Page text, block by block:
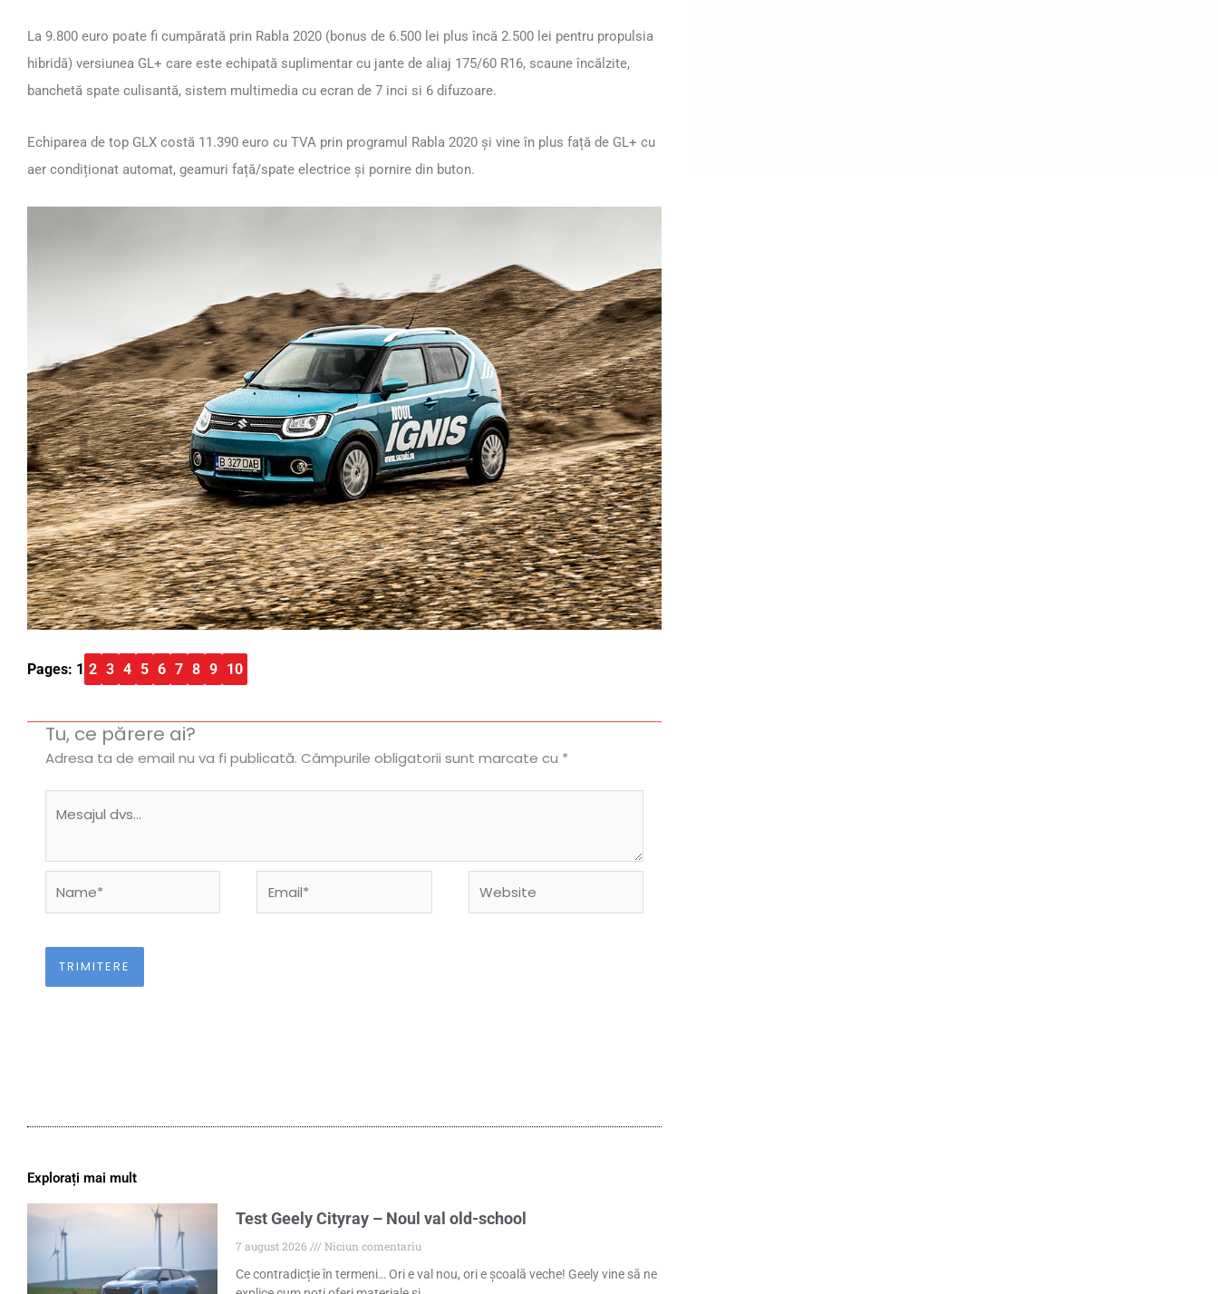
La 9.800 euro poate fi cumpărată prin Rabla 2020 (bonus de 6.500 lei plus încă 2.500 lei pentru propulsia
hibridă) versiunea GL+ care este echipată suplimentar cu jante de aliaj 175/60 R16, scaune încălzite,
banchetă spate culisantă, sistem multimedia cu ecran de 7 inci si 6 difuzoare.
Echiparea de top GLX costă 11.390 euro cu TVA prin programul Rabla 2020 și vine în plus față de GL+ cu
aer condiționat automat, geamuri față/spate electrice și pornire din buton.
Pages: 1 2 3 4 5 6 7 8 9 10
Tu, ce părere ai?
Adresa ta de email nu va fi publicată. Câmpurile obligatorii sunt marcate cu *
Explorați mai mult
Test Geely Cityray – Noul val old-school
7 august 2026
Niciun comentariu
Ce contradicție în termeni… Ori e val nou, ori e școală veche! Geely vine să ne